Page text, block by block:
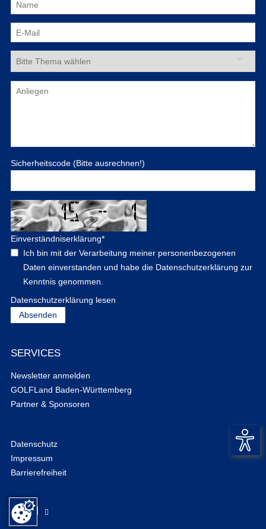
Sicherheitscode (Bitte ausrechnen!)
Einverständniserklärung*
Ich bin mit der Verarbeitung meiner personenbezogenen
Daten einverstanden und habe die Datenschutzerklärung zur
Kenntnis genommen.
Datenschutzerklärung lesen
SERVICES
Newsletter anmelden
GOLFLand Baden-Württemberg
Partner & Sponsoren
Datenschutz
Impressum
Barrierefreiheit